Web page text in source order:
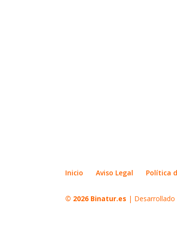
Inicio Aviso Legal Política
© 2026 Binatur.es |